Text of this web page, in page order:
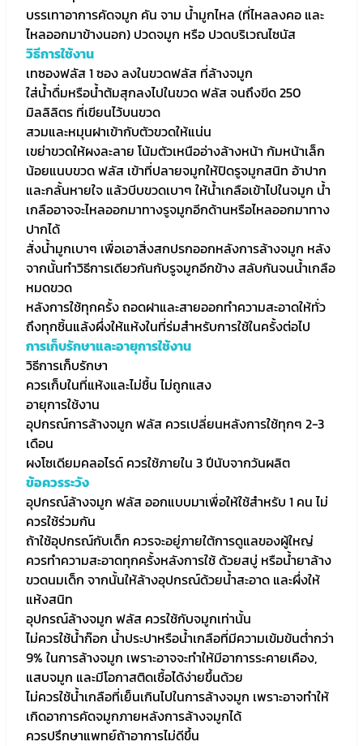
บรรเทาอาการคัดจมูก คัน จาม น้ำมูกไหล (ที่ไหลลงคอ และ
ไหลออกมาข้างนอก) ปวดจมูก หรือ ปวดบริเวณไซนัส
วิธีการใช้งาน
เทซองฟลัส 1 ซอง ลงในขวดฟลัส ที่ล้างจมูก
ใส่น้ำดื่มหรือน้ำต้มสุกลงไปในขวด ฟลัส จนถึงขีด 250
มิลลิลิตร ที่เขียนไว้บนขวด
สวมและหมุนฝาเข้ากับตัวขวดให้แน่น
เขย่าขวดให้ผงละลาย โน้มตัวเหนืออ่างล้างหน้า ก้มหน้าเล็ก
น้อยแนบขวด ฟลัส เข้าที่ปลายจมูกให้ปิดรูจมูกสนิท อ้าปาก
และกลั้นหายใจ แล้วบีบขวดเบาๆ ให้น้ำเกลือเข้าไปในจมูก น้ำ
เกลืออาจจะไหลออกมาทางรูจมูกอีกด้านหรือไหลออกมาทาง
ปากได้
สั่งน้ำมูกเบาๆ เพื่อเอาสิ่งสกปรกออกหลังการล้างจมูก หลัง
จากนั้นทำวิธีการเดียวกันกับรูจมูกอีกข้าง สลับกันจนน้ำเกลือ
หมดขวด
หลังการใช้ทุกครั้ง ถอดฝาและสายออกทำความสะอาดให้ทั่ว
ถึงทุกชิ้นแล้งผึ่งให้แห้งในที่ร่มสำหรับการใช้ในครั้งต่อไป
การเก็บรักษาและอายุการใช้งาน
วิธีการเก็บรักษา
ควรเก็บในที่แห้งและไม่ชื้น ไม่ถูกแสง
อายุการใช้งาน
อุปกรณ์การล้างจมูก ฟลัส ควรเปลี่ยนหลังการใช้ทุกๆ 2-3
เดือน
ผงโซเดียมคลอไรด์ ควรใช้ภายใน 3 ปีนับจากวันผลิต
ข้อควรระวัง
อุปกรณ์ล้างจมูก ฟลัส ออกแบบมาเพื่อให้ใช้สำหรับ 1 คน ไม่
ควรใช้ร่วมกัน
ถ้าใช้อุปกรณ์กับเด็ก ควรจะอยู่ภายใต้การดูแลของผู้ใหญ่
ควรทำความสะอาดทุกครั้งหลังการใช้ ด้วยสบู่ หรือน้ำยาล้าง
ขวดนมเด็ก จากนั้นให้ล้างอุปกรณ์ด้วยน้ำสะอาด และผึ่งให้
แห้งสนิท
อุปกรณ์ล้างจมูก ฟลัส ควรใช้กับจมูกเท่านั้น
ไม่ควรใช้น้ำก๊อก น้ำประปาหรือน้ำเกลือที่มีความเข้มข้นต่ำกว่า
9% ในการล้างจมูก เพราะอาจจะทำให้มีอาการระคายเคือง,
แสบจมูก และมีโอกาสติดเชื้อได้ง่ายขึ้นด้วย
ไม่ควรใช้น้ำเกลือที่เย็นเกินไปในการล้างจมูก เพราะอาจทำให้
เกิดอาการคัดจมูกภายหลังการล้างจมูกได้
ควรปรึกษาแพทย์ถ้าอาการไม่ดีขึ้น